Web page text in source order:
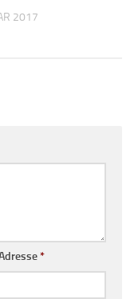
2017
*